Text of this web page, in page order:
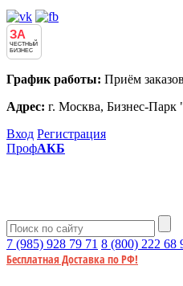
ЗА
ЧЕСТНЫЙ
БИЗНЕС
График работы: Приём
Адрес: г. Москва, Бизнес-
Вход Регистрация
ПрофАКБ
7 (985) 928 79 71 8 (800) 222 68
Бесплатная Доставка по РФ!